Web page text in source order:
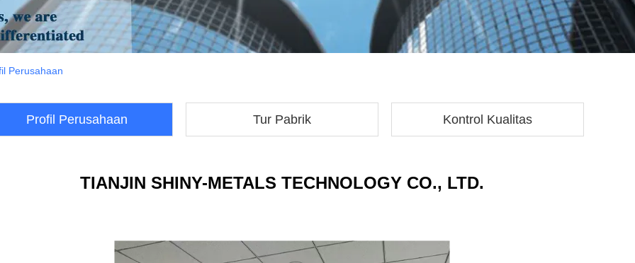
Perusahaan
Profil Perusahaan Tur Pabrik Kontrol Kualitas
TIANJIN SHINY-METALS TECHNOLOGY CO., LTD.